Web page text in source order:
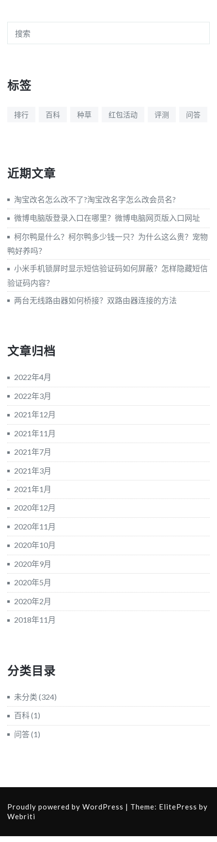
标签
排行 百科 种草 红包活动 评测 问答
近期文章
淘宝改名怎么改不了?淘宝改名字怎么改会员名?
微博电脑版登录入口在哪里？微博电脑网页版入口网址
柯尔鸭是什么？柯尔鸭多少钱一只？为什么这么贵？宠物
鸭好养吗？
小米手机锁屏时显示短信验证码如何屏蔽？怎样隐藏短信
验证码内容？
两台无线路由器如何桥接？双路由器连接的方法
文章归档
2022年4月
2022年3月
2021年12月
2021年11月
2021年7月
2021年3月
2021年1月
2020年12月
2020年11月
2020年10月
2020年9月
2020年5月
2020年2月
2018年11月
分类目录
未分类 (324)
百科(1)
问答(1)
Proudly powered by WordPress | Theme: ElitePress by
Webriti